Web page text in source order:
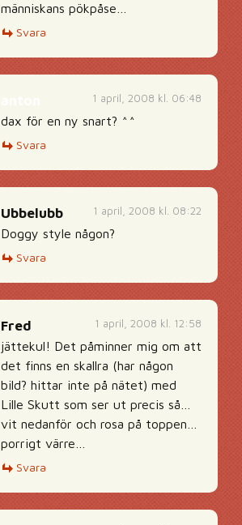
människans pökpåse…
Svara
1 april, 2008 kl. 06:48
dax för en ny snart? ^^
Svara
1 april, 2008 kl. 08:22
Ubbelubb
Doggy style någon?
Svara
1 april, 2008 kl. 12:58
Fred
jättekul! Det påminner mig om att
det finns en skallra (har någon
bild? hittar inte på nätet) med
Lille Skutt som ser ut precis så…
vit nedanför och rosa på toppen…
porrigt värre…
Svara